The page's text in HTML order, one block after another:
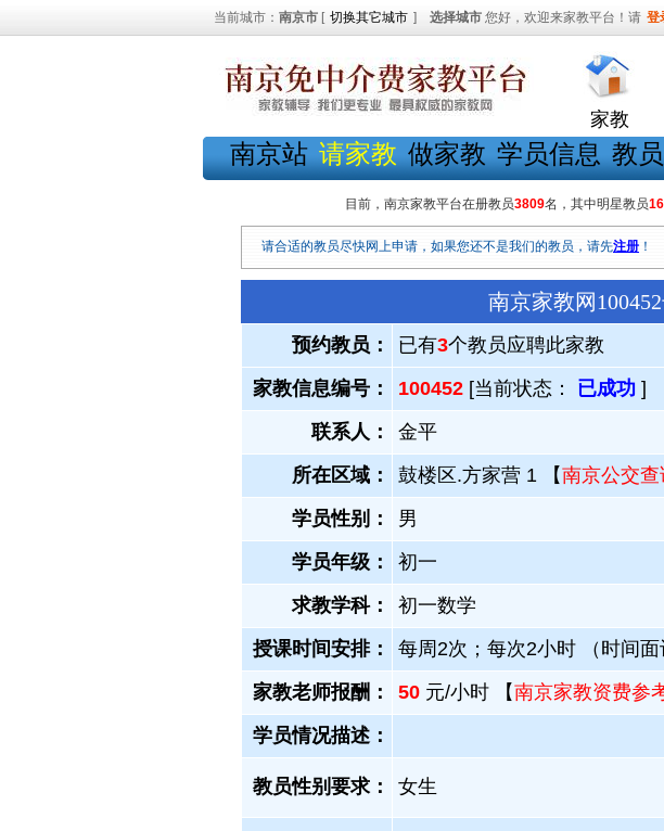
当前城市： 南京市 [ 切换其它城市 ] 选择城市 您好，欢迎来家教平台！请 登
家教
南京站 请家教 做家教 学员信息 教
目前，南京家教平台在册教员3809名，其中明星教员
请合适的教员尽快网上申请，如果您还不是我们的教员，请先注册 ！
南京家教网
预约教员： 已有3个教员应聘此家教
家教信息编号： 100452 [当前状态： 已成功 ]
联系人：
金平
所在区域：
鼓楼区.方家营 1 【南京公交查
学员性别：
男
学员年级：
初一
求教学科：
初一数学
授课时间安排：
每周2次；每次2小时 （时间面
家教老师报酬：
50 元/小时 【南京家教资费参
学员情况描述：
教员性别要求： 女生